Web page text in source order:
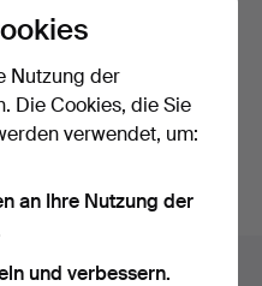
KAMERA, KODAK RETINA
REFLEX 4 UND
1 Gebot
22 USD
Nutzung der
Die Cookies, die Sie
verwendet, um:
an Ihre Nutzung der
und verbessern.